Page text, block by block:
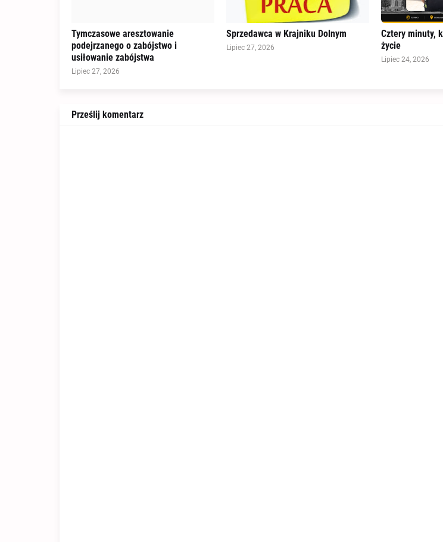
Tymczasowe aresztowanie
podejrzanego o zabójstwo i
usiłowanie zabójstwa
Lipiec 27, 2026
Sprzedawca w Krajniku Dolnym
Lipiec 27, 2026
Cztery minuty,
życie
Lipiec 24, 2026
Prześlij komentarz